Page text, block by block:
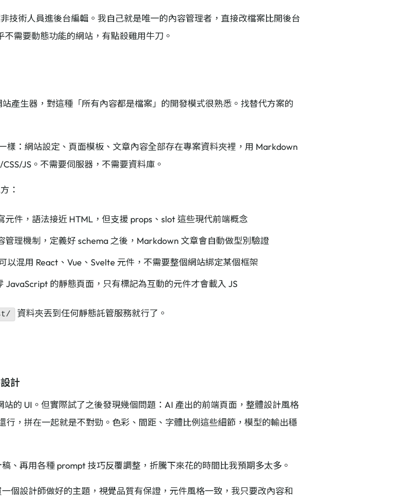
技術人員進後台編輯。我自己就是唯一的內容管理者，直接改檔案比開後台
需要動態功能的網站，有點殺雞用牛刀。
產生器，對這種「所有內容都是檔案」的開發模式很熟悉。找替代方案的
樣：網站設定、頁面模板、文章內容全部存在專案資料夾裡，用 Markdown
JS。不需要伺服器，不需要資料庫。
：
元件，語法接近 HTML，但支援 props、slot 這些現代前端概念
管理機制，定義好 schema 之後，Markdown 文章會自動做型別驗證
以混用 React、Vue、Svelte 元件，不需要整個網站綁定某個框架
JavaScript 的靜態頁面，只有標記為互動的元件才會載入 JS
資料夾丟到任何靜態託管服務就行了。
計
的 UI。但實際試了之後發現幾個問題：AI 產出的前端頁面，整體設計風格
，拼在一起就是不對勁。色彩、間距、字體比例這些細節，模型的輸出穩
、再用各種 prompt 技巧反覆調整，折騰下來花的時間比我預期多太多。
個設計師做好的主題，視覺品質有保證，元件風格一致，我只要改內容和